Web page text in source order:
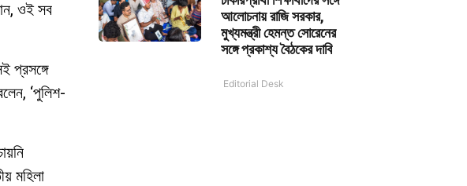
ওই সব
প্রসঙ্গে
‘পুলিশ-
মহিলা
আলোচনায় রাজি সরকার,
মুখ্যমন্ত্রী হেমন্ত সোরেনের
সঙ্গে প্রকাশ্য বৈঠকের দাবি
Editorial Desk